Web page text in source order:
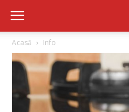
Acasă Info